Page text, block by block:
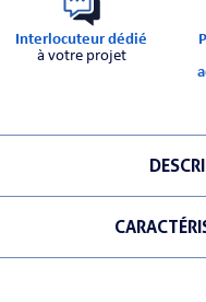
Interlocuteur dédié
à votre projet